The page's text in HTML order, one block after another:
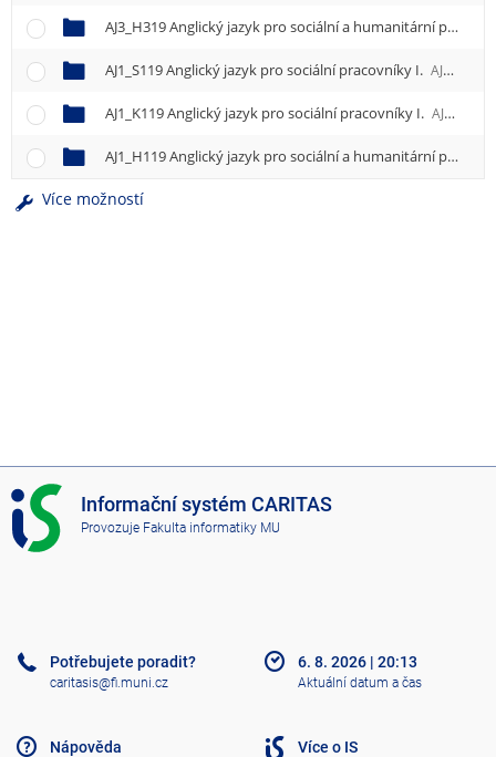
AJ3_H319 Anglický jazyk pro sociální a humanitární pracovníky III.
AJ1_S119 Anglický jazyk pro sociální pracovníky I. AJ1_S119
AJ1_K119 Anglický jazyk pro sociální pracovníky I. AJ1_K119
AJ1_H119 Anglický jazyk pro sociální a humanitární pracovníky I.
Více možností
I
S
C
A
Informační systém CARITAS
Provozuje Fakulta informatiky MU
Potřebujete poradit?
caritasis@fi.muni.cz
Nápověda
6. 8. 2026 | 20:13
Aktuální datum a čas
Více o IS